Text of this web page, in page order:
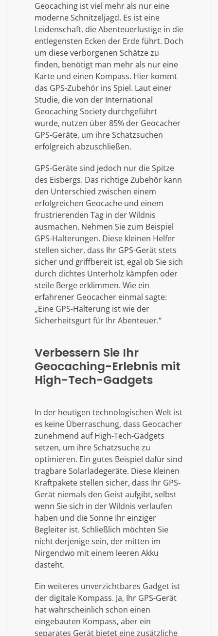
Geocaching ist viel mehr als nur eine
moderne Schnitzeljagd. Es ist eine
Leidenschaft, die Abenteuerlustige in die
entlegensten Ecken der Erde führt. Doch
um diese verborgenen Schätze zu
finden, benötigt man mehr als nur eine
Karte und einen Kompass. Hier kommt
das GPS-Zubehör ins Spiel. Laut einer
Studie, die von der International
Geocaching Society durchgeführt
wurde, nutzen über 85% der Geocacher
GPS-Geräte, um ihre Schatzsuchen
erfolgreich abzuschließen.
GPS-Geräte sind jedoch nur die Spitze
des Eisbergs. Das richtige Zubehör kann
den Unterschied zwischen einem
erfolgreichen Geocache und einem
frustrierenden Tag in der Wildnis
ausmachen. Nehmen Sie zum Beispiel
GPS-Halterungen. Diese kleinen Helfer
stellen sicher, dass Ihr GPS-Gerät stets
sicher und griffbereit ist, egal ob Sie sich
durch dichtes Unterholz kämpfen oder
steile Berge erklimmen. Wie ein
erfahrener Geocacher einmal sagte:
„Eine GPS-Halterung ist wie der
Sicherheitsgurt für Ihr Abenteuer.“
Verbessern Sie Ihr
Geocaching-Erlebnis mit
High-Tech-Gadgets
In der heutigen technologischen Welt ist
es keine Überraschung, dass Geocacher
zunehmend auf High-Tech-Gadgets
setzen, um ihre Schatzsuche zu
optimieren. Ein gutes Beispiel dafür sind
tragbare Solarladegeräte. Diese kleinen
Kraftpakete stellen sicher, dass Ihr GPS-
Gerät niemals den Geist aufgibt, selbst
wenn Sie sich in der Wildnis verlaufen
haben und die Sonne Ihr einziger
Begleiter ist. Schließlich möchten Sie
nicht derjenige sein, der mitten im
Nirgendwo mit einem leeren Akku
dasteht.
Ein weiteres unverzichtbares Gadget ist
der digitale Kompass. Ja, Ihr GPS-Gerät
hat wahrscheinlich schon einen
eingebauten Kompass, aber ein
separates Gerät bietet eine zusätzliche